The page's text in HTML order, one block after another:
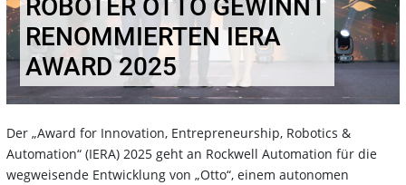
ROBOTER OTTO GEWINNT
RENOMMIERTEN IERA
AWARD 2025
Der „Award for Innovation, Entrepreneurship, Robotics &
Automation“ (IERA) 2025 geht an Rockwell Automation für die
wegweisende Entwicklung von „Otto“, einem autonomen